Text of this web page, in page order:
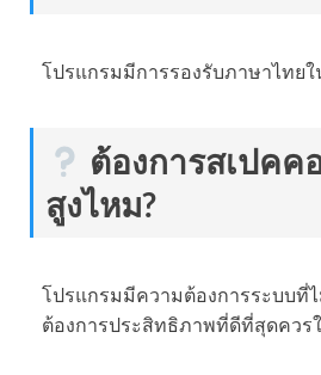
โปรแกรมมีการรองรับภาษาไทยใ
ต้องการสเปคค
สูงไหม?
โปรแกรมมีความต้องการระบบที่
ต้องการประสิทธิภาพที่ดีที่สุดควร